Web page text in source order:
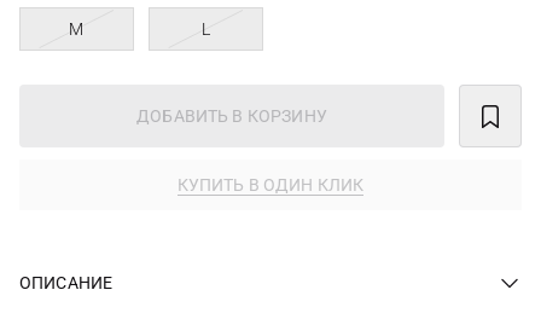
M L
ДОБАВИТЬ В КОРЗИНУ
КУПИТЬ В ОДИН КЛИК
ОПИСАНИЕ